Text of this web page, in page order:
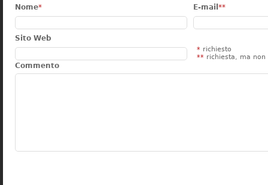
Nome* E-mail **
Sito Web
* richiesto
** richiesta, ma non
Commento